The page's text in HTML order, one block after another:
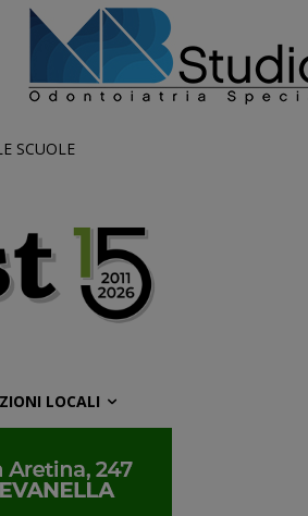
SCUOLE
LOCALI